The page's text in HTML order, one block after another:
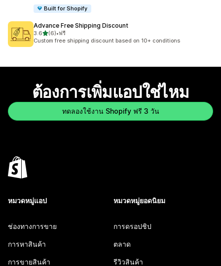
Built for Shopify
Advance Free Shipping Discount
3.6เต็ม 5 ดาว
(6)
ทั้งหมด 6 รีวิว
•ฟรี
Custom free shipping discount based on 10+ conditions
ต้องการเพิ่มแอปใช่ไหม
ทดลองใช้งาน Shopify ฟรี 3 วัน
หมวดหมู่แอป
ช่องทางการขาย
การหาสินค้า
การขายสินค้า
หมวดหมู่ยอดนิยม
การดรอปชิป
ตลาด
รีวิวสินค้า